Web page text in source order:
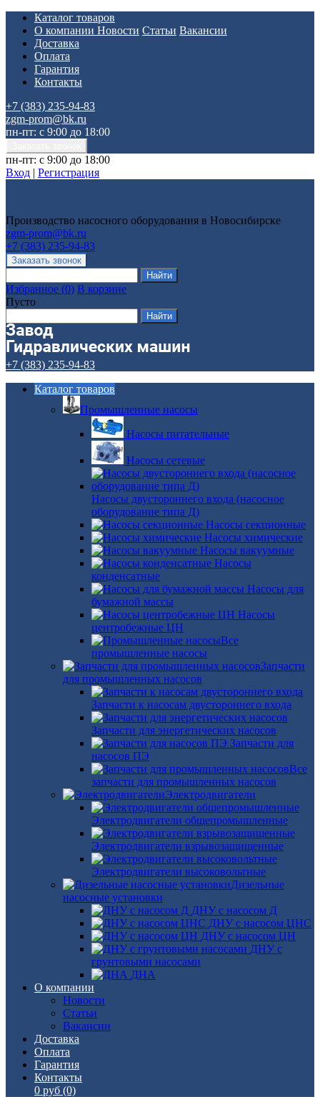
Каталог товаров
О компании Новости Статьи Вакансии
Доставка
Оплата
Гарантия
Контакты
+7 (383) 235-94-83
zgm-prom@bk.ru
пн-пт: с 9:00 до 18:00
пн-пт: с 9:00 до 18:00
Вход | Регистрация
Производство насосного оборудования в Новосибирске
zgm-prom@bk.ru
+7 (383) 235-94-83
Избранное (0) В корзине
Пусто
+7 (383) 235-94-83
Каталог товаров
Промышленные насосы
Насосы питательные
Насосы сетевые
Насосы двустороннего входа (насосное
оборудование типа Д)
Насосы секционные
Насосы химические
Насосы вакуумные
Насосы
конденсатные
Насосы для
бумажной массы
Насосы
центробежные ЦН
Все
промышленные насосы
Запчасти
для промышленных насосов
Запчасти к насосам двустороннего входа
Запчасти для энергетических насосов
Запчасти для
насосов ПЭ
Все
запчасти для промышленных насосов
Электродвигатели
Электродвигатели общепромышленные
Электродвигатели взрывозащищенные
Электродвигатели высоковольтные
Дизельные
насосные установки
ДНУ с насосом Д
ДНУ с насосом ЦНС
ДНУ с насосом ЦН
ДНУ с
грунтовыми насосами
ДНА
О компании
Новости
Статьи
Вакансии
Доставка
Оплата
Гарантия
Контакты
0 руб (0)